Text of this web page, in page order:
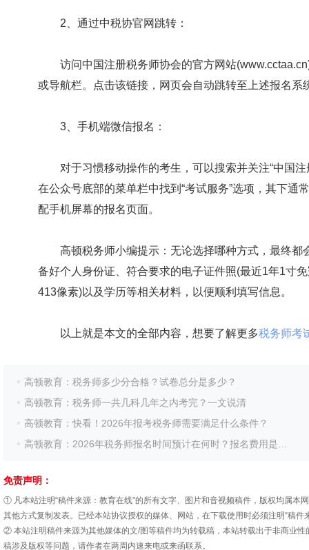
2、通过中税协官网跳转：
访问中国注册税务师协会的官方网站(www.cctaa.cn)
或导航栏。点击该链接，网页会自动跳转至上述报名系
3、手机端微信报名：
对于习惯移动操作的考生，可以搜索并关注“中国注
在公众号底部的菜单栏中找到“考试服务”选项，其下通
配手机屏幕的报名页面。
高顿税务师小编提示：无论选择哪种方式，最终都
备好个人身份证、符合要求的电子证件照(最近1年1寸
413像素)以及学历等相关材料，以便顺利填写信息。
以上就是本文的全部内容，想要了解更多税务师考
高顿教育：税务师多少分合格？试卷总分是多少？
高顿教育：税务师一共几科几年之内考完？一文说清
高顿教育：快看！2026年报考税务师需要满足什么条件？
高顿教育：2026年税务师报名时间预计在何时？报名费用是多少？
免责声明：
① 凡本站注明“稿件来源：教育在线”的所有文字、图片和音视频稿件，版权均属
其他方式复制发表。已经本站协议授权的媒体、网站，在下载使用时必须注明“稿
② 本站注明稿件来源为其他媒体的文/图等稿件均为转载稿，本站转载出于非商业
稿涉及版权等问题，请作者在两周内速来电或来函联系。